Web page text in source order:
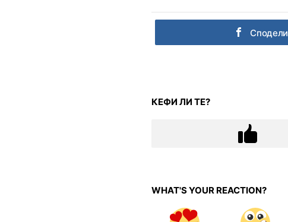
Сподели
КЕФИ ЛИ ТЕ?
WHAT'S YOUR REACTION?